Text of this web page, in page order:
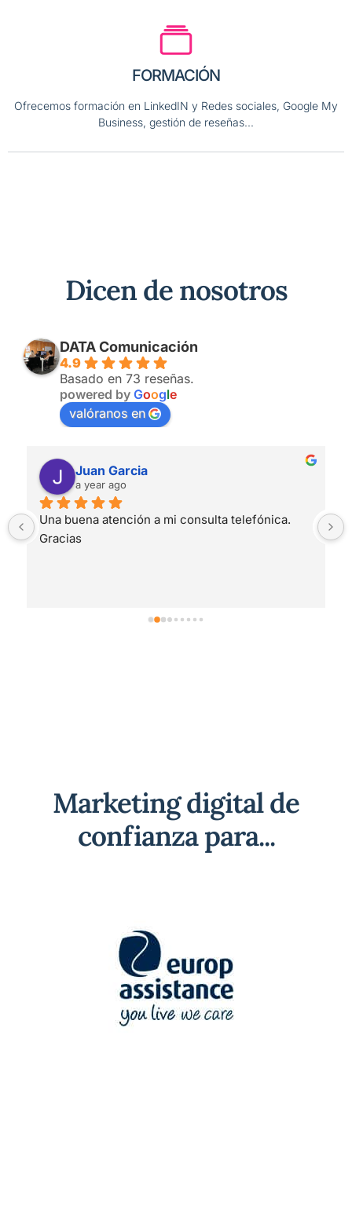
FORMACIÓN
Ofrecemos formación en LinkedIN y Redes sociales, Google My
Business, gestión de reseñas...
Dicen de nosotros
DATA Comunicación
4.9
Basado en 73 reseñas.
powered by Google
valóranos en
Juan Garcia
a year ago
Una buena atención a mi consulta telefónica.
Gracias
Marketing digital de
confianza para...